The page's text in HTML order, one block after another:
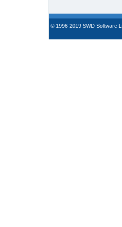
© 1996-2019 SWD Software